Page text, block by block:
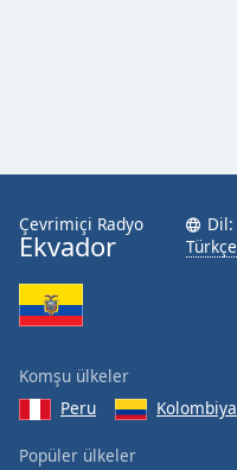
Çevrimiçi Radyo
Ekvador
Dil:
Türkçe
Komşu ülkeler
Peru
Kolombiya
Popüler ülkeler